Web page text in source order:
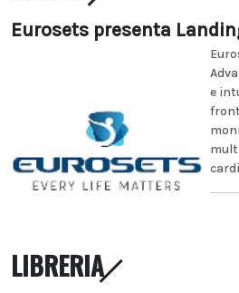
Eurosets presenta
e
LIBRERIA